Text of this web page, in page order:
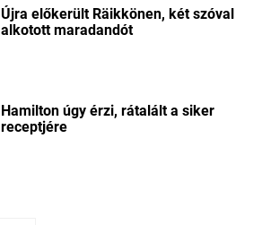
Újra előkerült Räikkönen, két szóval
alkotott maradandót
Hamilton úgy érzi, rátalált a siker
receptjére